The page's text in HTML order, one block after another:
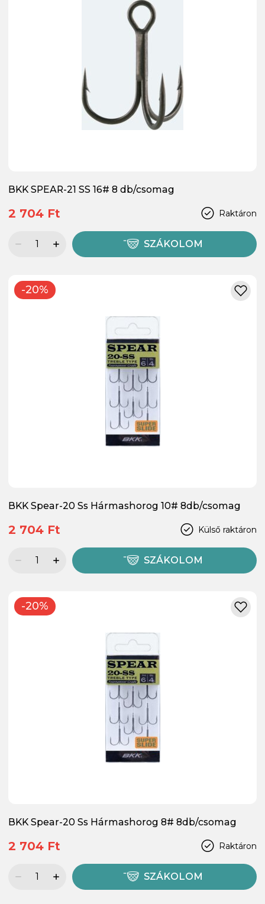
BKK SPEAR-21 SS 16# 8 db/csomag
Raktáron
2 704 Ft
SZÁKOLOM
-20%
BKK Spear-20 Ss Hármashorog 10# 8db/csomag
Külső raktáron
2 704 Ft
SZÁKOLOM
-20%
BKK Spear-20 Ss Hármashorog 8# 8db/csomag
Raktáron
2 704 Ft
SZÁKOLOM